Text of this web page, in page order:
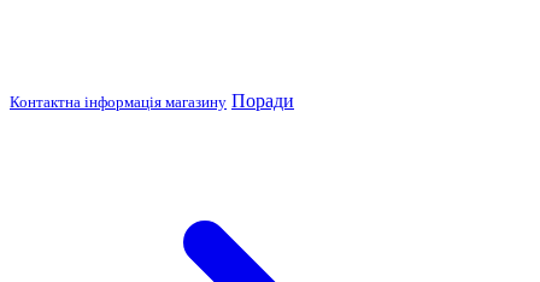
Контактна інформація магазину Поради